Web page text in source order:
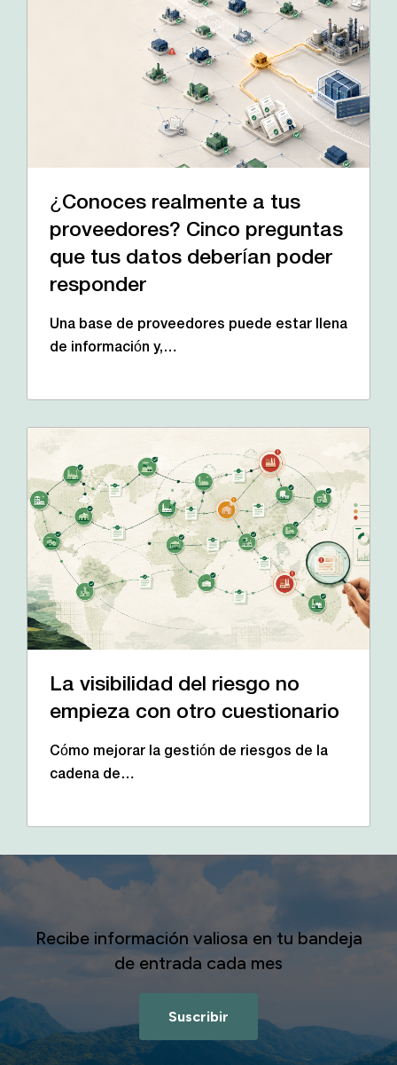
¿Conoces realmente a tus
proveedores? Cinco preguntas
que tus datos deberían poder
responder
Una base de proveedores puede estar llena
de información y,…
La visibilidad del riesgo no
empieza con otro cuestionario
Cómo mejorar la gestión de riesgos de la
cadena de…
Recibe información valiosa en tu bandeja
de entrada cada mes
Suscribir